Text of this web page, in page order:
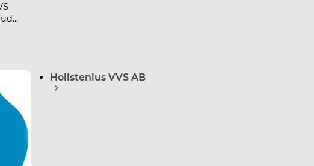
Hollstenius VVS AB